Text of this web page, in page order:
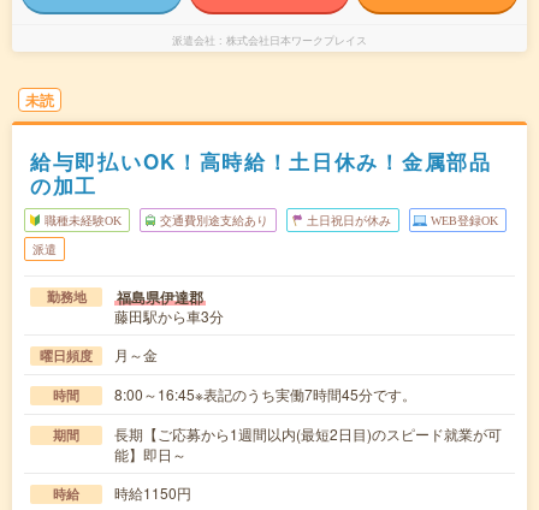
派遣会社 株式会社日本ワークプレイス
未読
給与即払いOK！高時給！土日休み！金属部品
の加工
職種未経験OK 交通費別途支給あり 土日祝日が休み WEB登録OK
派遣
勤務地 福島県伊達郡
藤田駅から車3分
曜日頻度 月～金
時間 8:00～16:45※表記のうち実働7時間45分です。
期間
長期【ご応募から1週間以内(最短2日目)のスピード就業が可
能】即日～
時給 時給1150円